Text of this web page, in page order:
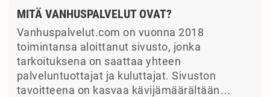
MITÄ VANHUSPALVELUT OVAT?
Vanhuspalvelut.com on vuonna 2018
toimintansa aloittanut sivusto, jonka
tarkoituksena on saattaa yhteen
palveluntuottajat ja kuluttajat. Sivuston
tavoitteena on kasvaa kävijämäärältään…